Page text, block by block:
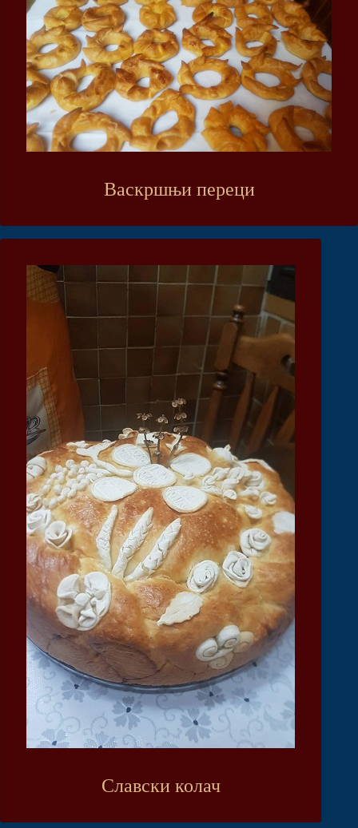
Васкршњи переци
Славски колач